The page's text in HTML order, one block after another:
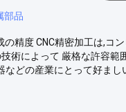
部品
精度 CNC精密加工は,コ
術によって 厳格な許容範
どの産業にとって好まし